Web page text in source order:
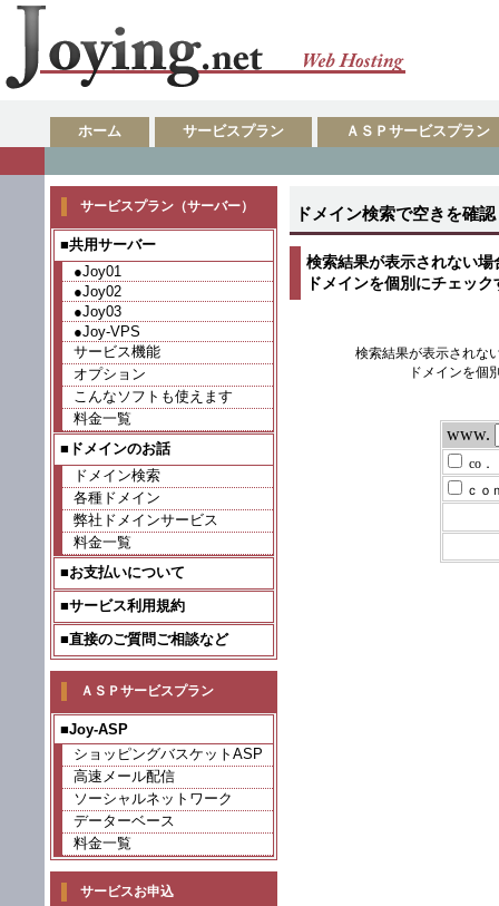
ホーム サービスプラン ＡＳＰサービスプラン
ドメイン検索で空きを確
検索結果が表示されない
ドメインを個別にチェッ
サービスプラン（サーバー）
■共用サーバー
●Joy01
●Joy02
●Joy03
●Joy-VPS
サービス機能
オプション
こんなソフトも使えます
料金一覧
■ドメインのお話
ドメイン検索
各種ドメイン
弊社ドメインサービス
料金一覧
■お支払いについて
■サービス利用規約
■直接のご質問ご相談など
ＡＳＰサービスプラン
■Joy-ASP
ショッピングバスケットASP
高速メール配信
ソーシャルネットワーク
データーベース
料金一覧
サービスお申込